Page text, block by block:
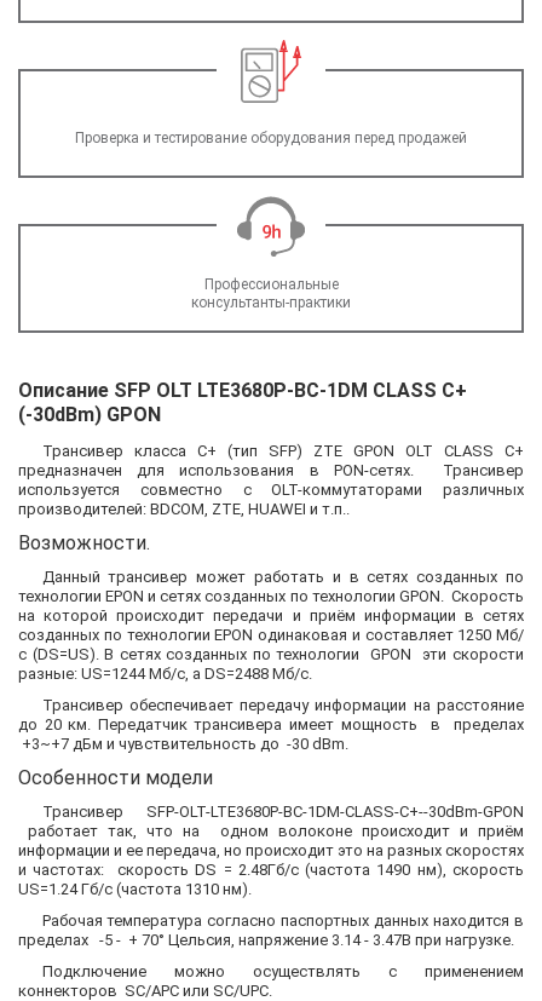
Проверка и тестирование оборудования перед продажей
Профессиональные
консультанты-практики
Описание SFP OLT LTE3680P-BC-1DM CLASS C+
(-30dBm) GPON
Трансивер класса C+ (тип SFP) ZTE GPON OLT CLASS C+
предназначен для использования в PON-сетях. Трансивер
используется совместно с OLT-коммутаторами различных
производителей: BDCOM, ZTE, HUAWEI и т.п..
Возможности.
Данный трансивер может работать и в сетях созданных по
технологии EPON и сетях созданных по технологии GPON. Скорость
на которой происходит передачи и приём информации в сетях
созданных по технологии EPON одинаковая и составляет 1250 Мб/
с (DS=US). В сетях созданных по технологии GPON эти скорости
разные: US=1244 Мб/с, а DS=2488 Мб/с.
Трансивер обеспечивает передачу информации на расстояние
до 20 км. Передатчик трансивера имеет мощность в пределах
+3~+7 дБм и чувствительность до -30 dBm.
Особенности модели
Трансивер SFP-OLT-LTE3680P-BC-1DM-CLASS-C+--30dBm-GPON
работает так, что на одном волоконе происходит и приём
информации и ее передача, но происходит это на разных скоростях
и частотах: скорость DS = 2.48Гб/с (частота 1490 нм), скорость
US=1.24 Гб/с (частота 1310 нм).
Рабочая температура согласно паспортных данных находится в
пределах -5 - + 70° Цельсия, напряжение 3.14 - 3.47В при нагрузке.
Подключение можно осуществлять с применением
коннекторов SC/APC или SC/UPC.